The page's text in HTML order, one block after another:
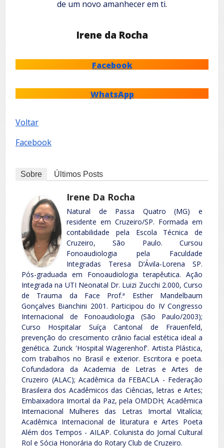
de um novo amanhecer em ti.
Irene da Rocha
Facebook
WhatsApp
Voltar
Facebook
Sobre Últimos Posts
Irene Da Rocha
Natural de Passa Quatro (MG) e
residente em Cruzeiro/SP. Formada em
contabilidade pela Escola Técnica de
Cruzeiro, São Paulo. Cursou
Fonoaudiologia pela Faculdade
Integradas Teresa D’Ávila-Lorena SP.
Pós-graduada em Fonoaudiologia terapêutica. Ação
Integrada na UTI Neonatal Dr. Luizi Zucchi 2.000, Curso
de Trauma da Face Prof.ª Esther Mandelbaum
Gonçalves Bianchini 2001. Participou do IV Congresso
Internacional de Fonoaudiologia (São Paulo/2003);
Curso Hospitalar Suíça Cantonal de Frauenfeld,
prevenção do crescimento crânio facial estética ideal a
genética. Zurick 'Hospital Wagerenhof'. Artista Plástica,
com trabalhos no Brasil e exterior. Escritora e poeta.
Cofundadora da Academia de Letras e Artes de
Cruzeiro (ALAC); Acadêmica da FEBACLA - Federação
Brasileira dos Acadêmicos das Ciências, letras e Artes;
Embaixadora Imortal da Paz, pela OMDDH; Acadêmica
Internacional Mulheres das Letras Imortal Vitalícia;
Acadêmica Internacional de lituratura e Artes Poeta
Além dos Tempos - AILAP. Colunista do Jornal Cultural
Rol e Sócia Honorária do Rotary Club de Cruzeiro.